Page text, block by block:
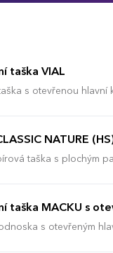
taška VIAL
s otevřenou
NATURE
taška s plochým
taška MACKU s
s otevřeným